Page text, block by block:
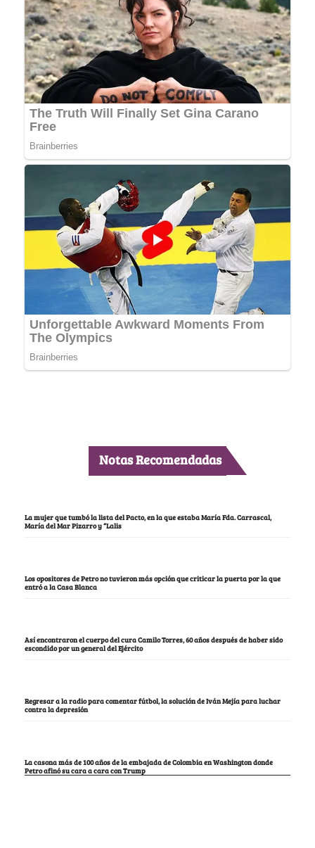
Notas Recomendadas
La mujer que tumbó la lista del Pacto, en la que estaba María Fda. Carrascal,
María del Mar Pizarro y “Lalis
Los opositores de Petro no tuvieron más opción que criticar la puerta por la que
entró a la Casa Blanca
Así encontraron el cuerpo del cura Camilo Torres, 60 años después de haber sido
escondido por un general del Ejército
Regresar a la radio para comentar fútbol, la solución de Iván Mejía para luchar
contra la depresión
La casona más de 100 años de la embajada de Colombia en Washington donde
Petro afinó su cara a cara con Trump